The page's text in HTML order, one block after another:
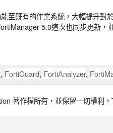
至既有的作業系統，大幅提升
5.0這次也同步更新，
, FortiGuard, FortiAnalyzer,
著作權所有，並保留一切權利